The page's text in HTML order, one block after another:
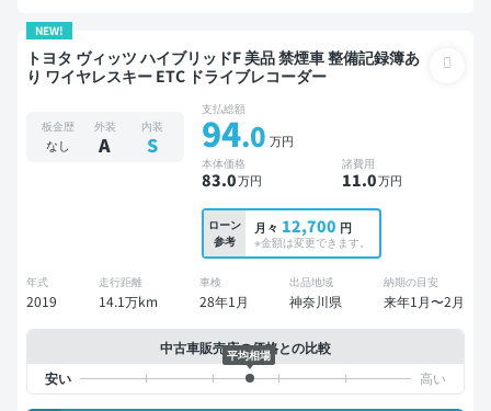
NEW!
トヨタ ヴィッツ ハイブリッドF 美品 禁煙車 整備記録簿あ
り ワイヤレスキー ETC ドライブレコーダー
板金歴
なし
外装
A
内装
S
支払総額
94.0 万円
本体価格
83.0万円
諸費用
11.0万円
ローン
参考
月々 12,700 円
※金額は変更できます。
年式
2019
走行距離
14.1万km
車検
28年1月
出品地域
神奈川県
納期の目安
来年1月〜2月
中古車販売店の価格との比較
平均相場